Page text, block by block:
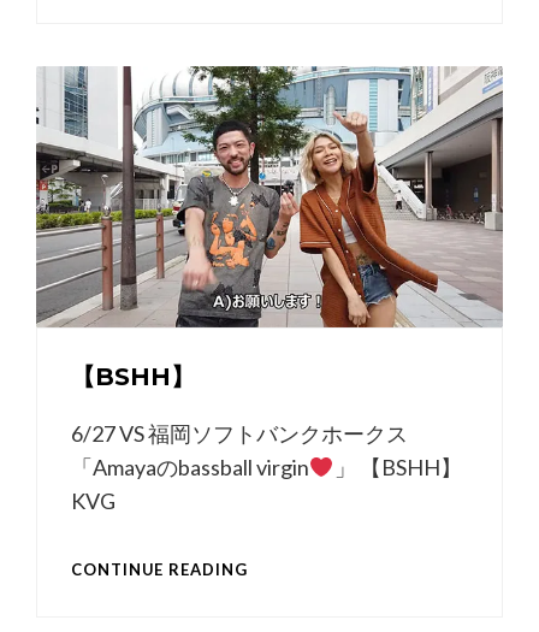
【BSHH】
6/27 VS 福岡ソフトバンクホークス
「Amayaのbassball virgin
」 【BSHH】
KVG
CONTINUE READING【BSHH】